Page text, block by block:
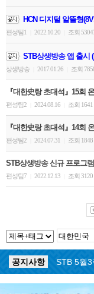
HCN 디지털 알뜰형
편성팀1
2022.10.20 조회
STB상생방송 앱 출시
상생방송 2017.01.26 조회
『대한史랑 초대석』15회
편성팀2 2024.08.16 조회 1641
『대한史랑 초대석』14회
편성팀2 2024.07.31 조회 1848
STB상생방송 신규 프로그
편성팀7 2022.12.13 조회 3120
공지사항
STB 5월
공지사항
STB 5월
공지사항
STB 4월
STB 4월